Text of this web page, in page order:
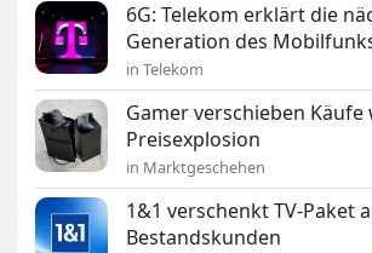
6G: Telekom erklärt die
Generation des
in Telekom
Gamer verschieben Käufe
Preisexplosion
in Marktgeschehen
1&1 verschenkt TV-Paket
Bestandskunden